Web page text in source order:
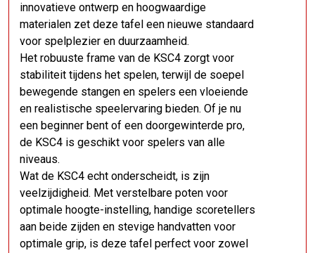
innovatieve ontwerp en hoogwaardige
materialen zet deze tafel een nieuwe standaard
voor spelplezier en duurzaamheid.
Het robuuste frame van de KSC4 zorgt voor
stabiliteit tijdens het spelen, terwijl de soepel
bewegende stangen en spelers een vloeiende
en realistische speelervaring bieden. Of je nu
een beginner bent of een doorgewinterde pro,
de KSC4 is geschikt voor spelers van alle
niveaus.
Wat de KSC4 echt onderscheidt, is zijn
veelzijdigheid. Met verstelbare poten voor
optimale hoogte-instelling, handige scoretellers
aan beide zijden en stevige handvatten voor
optimale grip, is deze tafel perfect voor zowel